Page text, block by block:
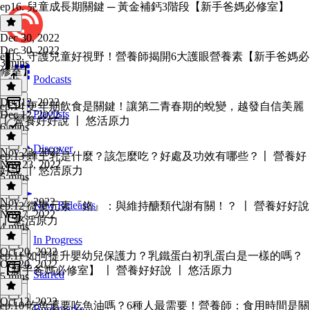
Podcasts
Playlists
Discover
New Releases
In Progress
Starred
ep16. 兒童成長期關鍵 ─ 黃金補鈣3階段【新手爸媽必修室】
Dec 30, 2022
Dec 30, 2022
3 mins
ep15. 守護兒童好視野！營養師揭開6大護眼營養素【新手爸媽必
修室】
Dec 12, 2022
Dec 12, 2022
6 mins
ep.14 更年期飲食是關鍵！讓第二青春期的蛻變，越發自信美麗
〡 營養好好說 〡 悠活原力
Nov 23, 2022
Nov 23, 2022
5 mins
ep.13 蜂王乳是什麼？該怎麼吃？好處及功效有哪些？〡 營養好
好說 〡 悠活原力
Nov 7, 2022
Nov 7, 2022
4 mins
ep.12 微量元素『鉻』：與維持醣類代謝有關！？ 〡 營養好好說
〡 悠活原力
Oct 20, 2022
Oct 20, 2022
5 mins
ep.11 如何提升嬰幼兒保護力？乳鐵蛋白初乳蛋白是一樣的嗎？
【新手爸媽必修室】 〡 營養好好說 〡 悠活原力
Oct 12, 2022
ep.10 吃魚還要吃魚油嗎？6種人最需要！營養師：食用時間是關